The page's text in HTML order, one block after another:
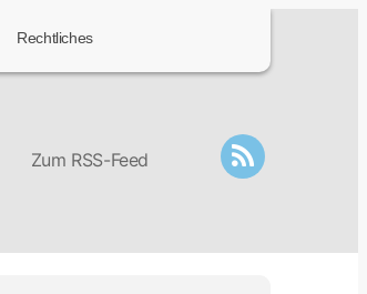
Rechtliches
Zum RSS-Feed